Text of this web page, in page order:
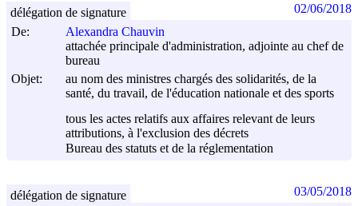
De:
Alexandra Chauvin
attachée principale d'administration, adjointe au chef de
bureau
Objet:
au nom des ministres chargés des solidarités, de la
santé, du travail, de l'éducation nationale et des sports
tous les actes relatifs aux affaires relevant de leurs
attributions, à l'exclusion des décrets
Bureau des statuts et de la réglementation
délégation de signature 02/06/2018
délégation de signature 03/05/2018